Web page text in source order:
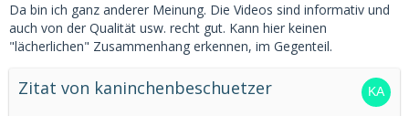
Da bin ich ganz anderer Meinung. Die Videos sind informativ und
auch von der Qualität usw. recht gut. Kann hier keinen
"lächerlichen" Zusammenhang erkennen, im Gegenteil.
Zitat von kaninchenbeschuetzer